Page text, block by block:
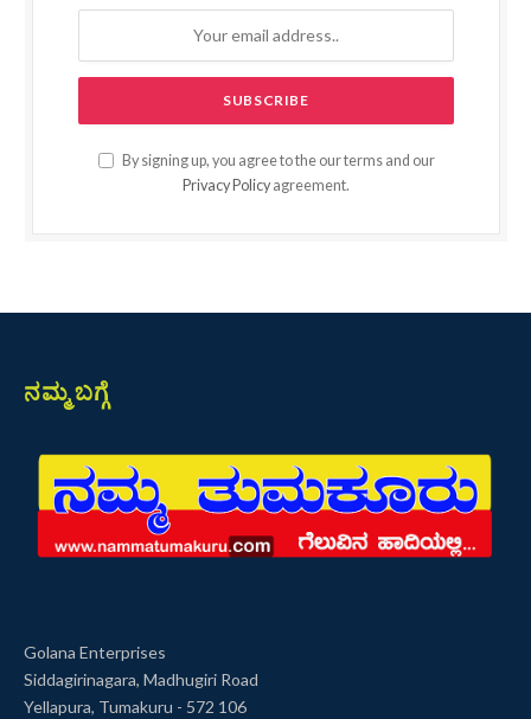
By signing up, you agree to the our terms and our
Privacy Policy agreement.
ನಮ್ಮ ಬಗ್ಗೆ
Golana Enterprises
Siddagirinagara, Madhugiri Road
Yellapura, Tumakuru - 572 106